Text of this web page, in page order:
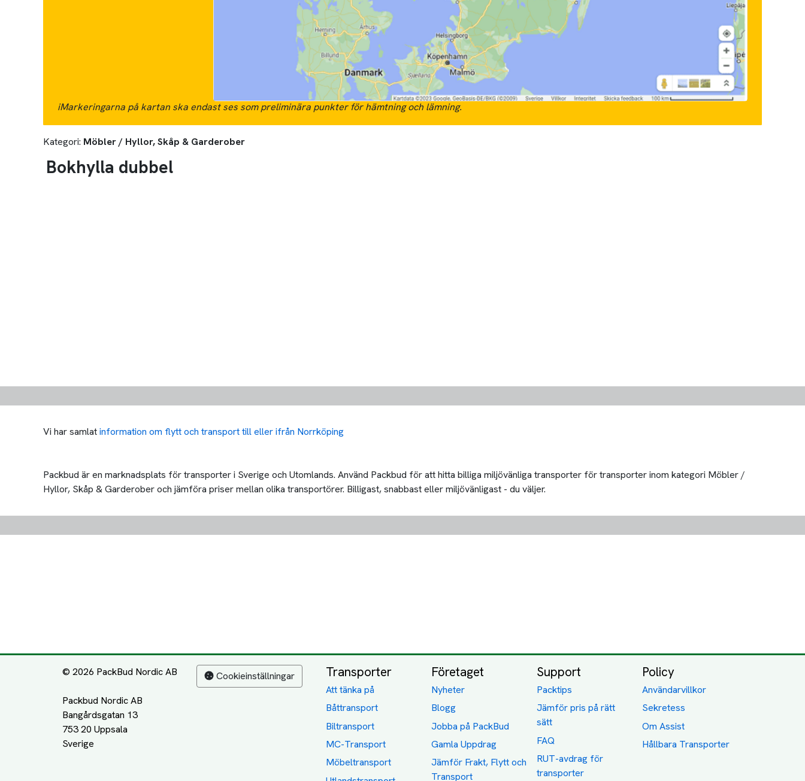
iMarkeringarna på kartan ska endast ses som preliminära punkter för hämtning och lämning.
Kategori: Möbler / Hyllor, Skåp & Garderober
Bokhylla dubbel
Vi har samlatinformation om flytt och transport till eller ifrån Norrköping
Packbud är en marknadsplats för transporter i Sverige och Utomlands. Använd Packbud för att hitta billiga miljövänliga transporter för transporter inom kategori Möbler /
Hyllor, Skåp & Garderober och jämföra priser mellan olika transportörer. Billigast, snabbast eller miljövänligast - du väljer.
© 2026 PackBud Nordic AB
Packbud Nordic AB
Bangårdsgatan 13
753 20 Uppsala
Cookieinställningar Transporter
Att tänka på
Båttransport
Biltransport
MC-Transport
Möbeltransport
Företaget
Nyheter
Blogg
Jobba på PackBud
Gamla Uppdrag
Jämför Frakt, Flytt och
Transport
Support
Packtips
Jämför pris på rätt
sätt
FAQ
RUT-avdrag för
transporter
Policy
Användarvillkor
Sekretess
Om Assist
Hållbara Transporter